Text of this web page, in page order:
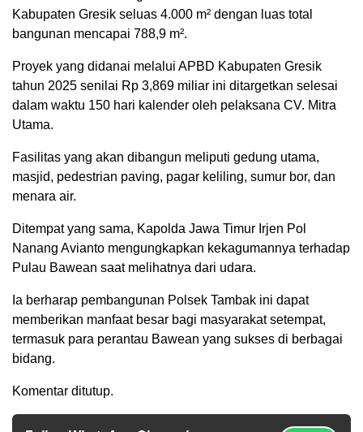
Kabupaten Gresik seluas 4.000 m² dengan luas total
bangunan mencapai 788,9 m².
Proyek yang didanai melalui APBD Kabupaten Gresik
tahun 2025 senilai Rp 3,869 miliar ini ditargetkan selesai
dalam waktu 150 hari kalender oleh pelaksana CV. Mitra
Utama.
Fasilitas yang akan dibangun meliputi gedung utama,
masjid, pedestrian paving, pagar keliling, sumur bor, dan
menara air.
Ditempat yang sama, Kapolda Jawa Timur Irjen Pol
Nanang Avianto mengungkapkan kekagumannya terhadap
Pulau Bawean saat melihatnya dari udara.
Ia berharap pembangunan Polsek Tambak ini dapat
memberikan manfaat besar bagi masyarakat setempat,
termasuk para perantau Bawean yang sukses di berbagai
bidang.
Komentar ditutup.